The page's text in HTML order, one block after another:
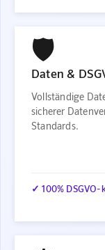
🛡️
Daten &
Vollständige
sicherer
Standards.
✓ 100%